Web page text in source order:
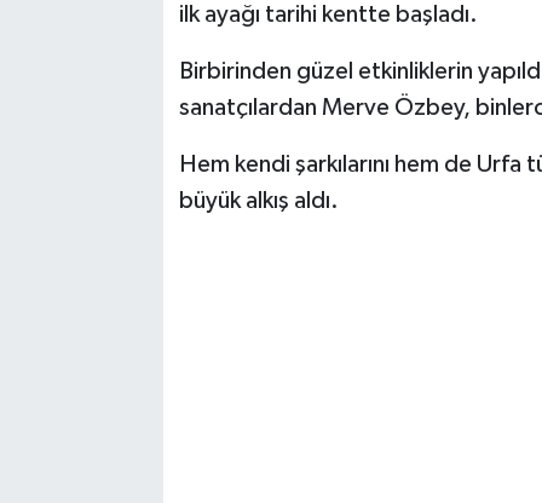
ilk ayağı tarihi kentte başladı.
Birbirinden güzel etkinliklerin
sanatçılardan Merve Özbey,
Hem kendi şarkılarını hem de
büyük alkış aldı.